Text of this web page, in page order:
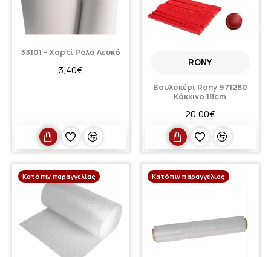
33101 - Χαρτί Ρολό Λευκό
3,40€
RONY
Βουλοκέρι Rony 971280
Κόκκινο 18cm
20,00€
Κατόπιν παραγγελίας Κατόπιν παραγγελίας